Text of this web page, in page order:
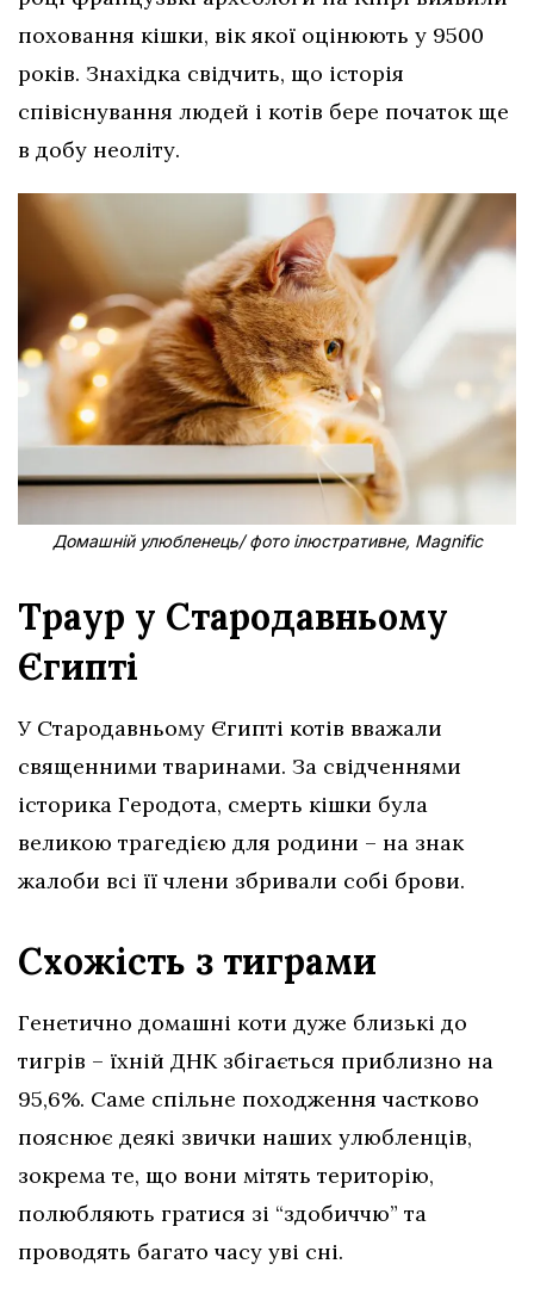
поховання кішки, вік якої оцінюють у 9500
років. Знахідка свідчить, що історія
співіснування людей і котів бере початок ще
в добу неоліту.
Домашній улюбленець/ фото ілюстративне, Magnific
Траур у Стародавньому
Єгипті
У Стародавньому Єгипті котів вважали
священними тваринами. За свідченнями
історика Геродота, смерть кішки була
великою трагедією для родини – на знак
жалоби всі її члени збривали собі брови.
Схожість з тиграми
Генетично домашні коти дуже близькі до
тигрів – їхній ДНК збігається приблизно на
95,6%. Саме спільне походження частково
пояснює деякі звички наших улюбленців,
зокрема те, що вони мітять територію,
полюбляють гратися зі “здобиччю” та
проводять багато часу уві сні.